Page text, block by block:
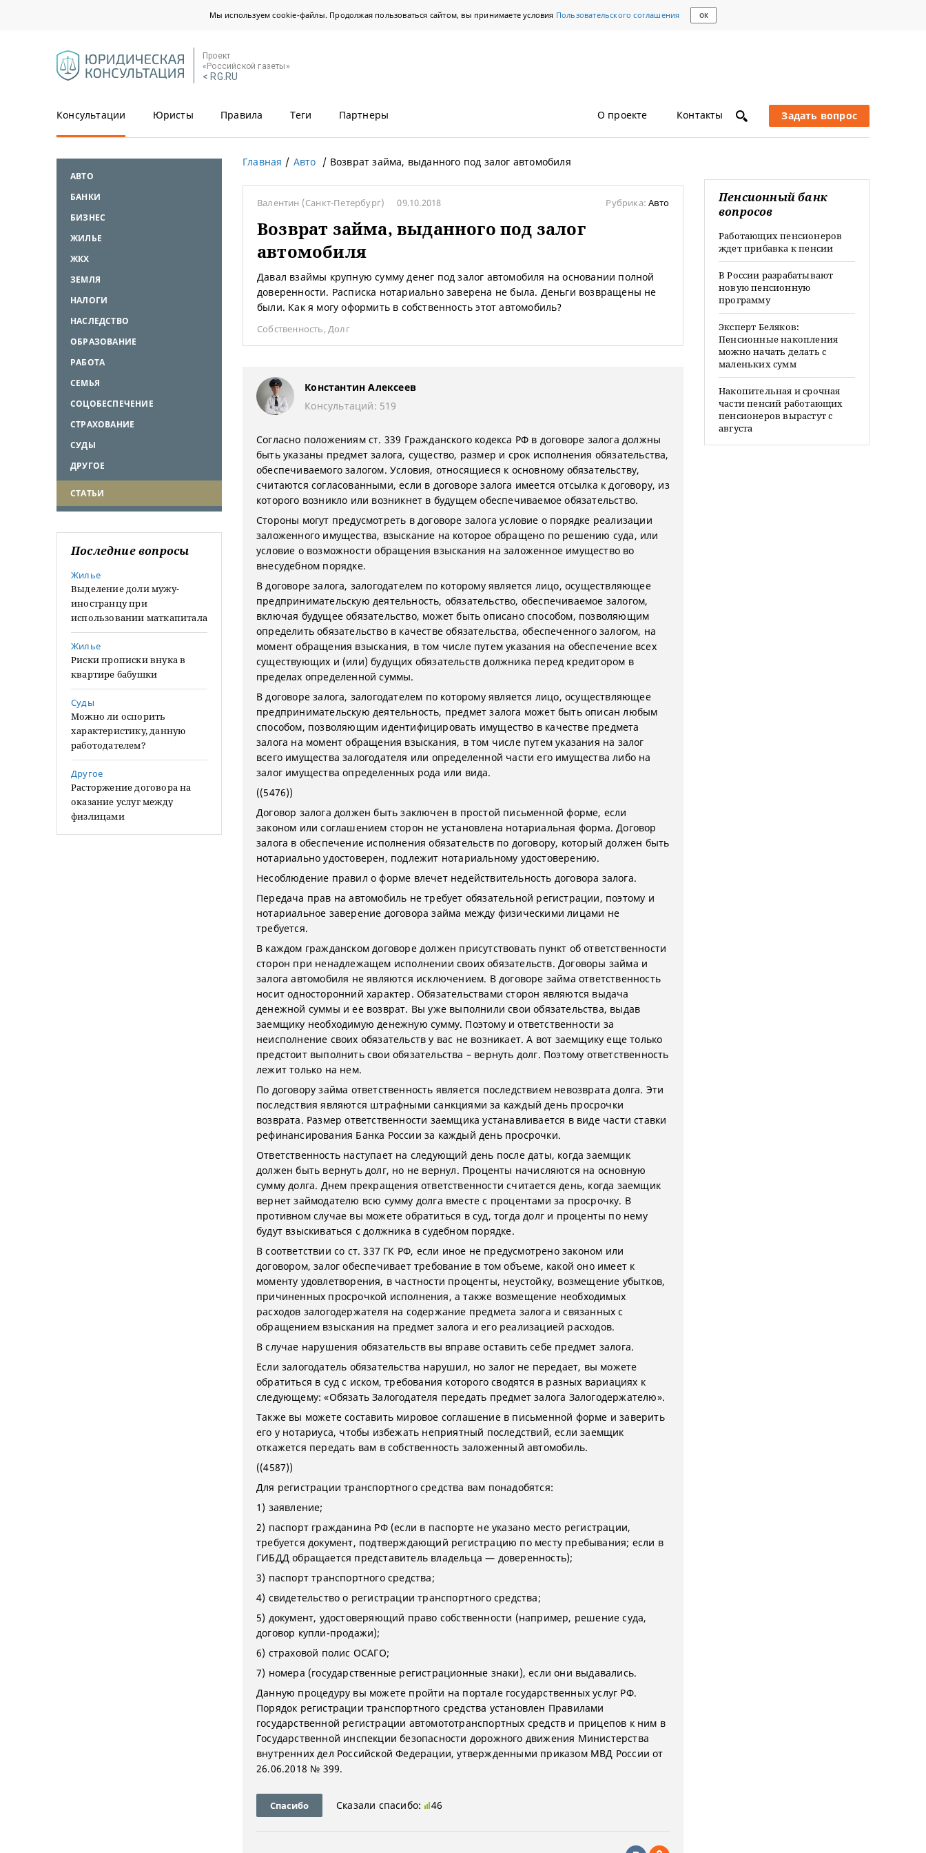
Мы используем cookie-файлы. Продолжая пользоваться сайтом, вы принимаете условия Пользовательского соглашения ОК
Проект
«Российской газеты»
< RG.RU
Консультации Юристы Правила Теги Партнеры О проекте Контакты Задать вопрос
АВТО
БАНКИ
БИЗНЕС
ЖИЛЬЕ
ЖКХ
ЗЕМЛЯ
НАЛОГИ
НАСЛЕДСТВО
ОБРАЗОВАНИЕ
РАБОТА
СЕМЬЯ
СОЦОБЕСПЕЧЕНИЕ
СТРАХОВАНИЕ
СУДЫ
ДРУГОЕ
СТАТЬИ
Последние вопросы
Жилье
Выделение доли мужу-
иностранцу при
использовании маткапитала
Жилье
Риски прописки внука в
квартире бабушки
Суды
Можно ли оспорить
характеристику, данную
работодателем?
Другое
Расторжение договора на
оказание услуг между
физлицами
Главная Авто Возврат займа, выданного под залог автомобиля
Валентин (Санкт-Петербург) 09.10.2018 Рубрика:Авто
Возврат займа, выданного под залог
автомобиля
Давал взаймы крупную сумму денег под залог автомобиля на основании полной
доверенности. Расписка нотариально заверена не была. Деньги возвращены не
были. Как я могу оформить в собственность этот автомобиль?
Собственность,Долг
Константин Алексеев
Консультаций: 519
Согласно положениям ст. 339 Гражданского кодекса РФ в договоре залога должны
быть указаны предмет залога, существо, размер и срок исполнения обязательства,
обеспечиваемого залогом. Условия, относящиеся к основному обязательству,
считаются согласованными, если в договоре залога имеется отсылка к договору, из
которого возникло или возникнет в будущем обеспечиваемое обязательство.
Стороны могут предусмотреть в договоре залога условие о порядке реализации
заложенного имущества, взыскание на которое обращено по решению суда, или
условие о возможности обращения взыскания на заложенное имущество во
внесудебном порядке.
В договоре залога, залогодателем по которому является лицо, осуществляющее
предпринимательскую деятельность, обязательство, обеспечиваемое залогом,
включая будущее обязательство, может быть описано способом, позволяющим
определить обязательство в качестве обязательства, обеспеченного залогом, на
момент обращения взыскания, в том числе путем указания на обеспечение всех
существующих и (или) будущих обязательств должника перед кредитором в
пределах определенной суммы.
В договоре залога, залогодателем по которому является лицо, осуществляющее
предпринимательскую деятельность, предмет залога может быть описан любым
способом, позволяющим идентифицировать имущество в качестве предмета
залога на момент обращения взыскания, в том числе путем указания на залог
всего имущества залогодателя или определенной части его имущества либо на
залог имущества определенных рода или вида.
((5476))
Договор залога должен быть заключен в простой письменной форме, если
законом или соглашением сторон не установлена нотариальная форма. Договор
залога в обеспечение исполнения обязательств по договору, который должен быть
нотариально удостоверен, подлежит нотариальному удостоверению.
Несоблюдение правил о форме влечет недействительность договора залога.
Передача прав на автомобиль не требует обязательной регистрации, поэтому и
нотариальное заверение договора займа между физическими лицами не
требуется.
В каждом гражданском договоре должен присутствовать пункт об ответственности
сторон при ненадлежащем исполнении своих обязательств. Договоры займа и
залога автомобиля не являются исключением. В договоре займа ответственность
носит односторонний характер. Обязательствами сторон являются выдача
денежной суммы и ее возврат. Вы уже выполнили свои обязательства, выдав
заемщику необходимую денежную сумму. Поэтому и ответственности за
неисполнение своих обязательств у вас не возникает. А вот заемщику еще только
предстоит выполнить свои обязательства – вернуть долг. Поэтому ответственность
лежит только на нем.
По договору займа ответственность является последствием невозврата долга. Эти
последствия являются штрафными санкциями за каждый день просрочки
возврата. Размер ответственности заемщика устанавливается в виде части ставки
рефинансирования Банка России за каждый день просрочки.
Ответственность наступает на следующий день после даты, когда заемщик
должен быть вернуть долг, но не вернул. Проценты начисляются на основную
сумму долга. Днем прекращения ответственности считается день, когда заемщик
вернет займодателю всю сумму долга вместе с процентами за просрочку. В
противном случае вы можете обратиться в суд, тогда долг и проценты по нему
будут взыскиваться с должника в судебном порядке.
В соответствии со ст. 337 ГК РФ, если иное не предусмотрено законом или
договором, залог обеспечивает требование в том объеме, какой оно имеет к
моменту удовлетворения, в частности проценты, неустойку, возмещение убытков,
причиненных просрочкой исполнения, а также возмещение необходимых
расходов залогодержателя на содержание предмета залога и связанных с
обращением взыскания на предмет залога и его реализацией расходов.
В случае нарушения обязательств вы вправе оставить себе предмет залога.
Если залогодатель обязательства нарушил, но залог не передает, вы можете
обратиться в суд с иском, требования которого сводятся в разных вариациях к
следующему: «Обязать Залогодателя передать предмет залога Залогодержателю».
Также вы можете составить мировое соглашение в письменной форме и заверить
его у нотариуса, чтобы избежать неприятный последствий, если заемщик
откажется передать вам в собственность заложенный автомобиль.
((4587))
Для регистрации транспортного средства вам понадобятся:
1) заявление;
2) паспорт гражданина РФ (если в паспорте не указано место регистрации,
требуется документ, подтверждающий регистрацию по месту пребывания; если в
ГИБДД обращается представитель владельца — доверенность);
3) паспорт транспортного средства;
4) свидетельство о регистрации транспортного средства;
5) документ, удостоверяющий право собственности (например, решение суда,
договор купли-продажи);
6) страховой полис ОСАГО;
7) номера (государственные регистрационные знаки), если они выдавались.
Данную процедуру вы можете пройти на портале государственных услуг РФ.
Порядок регистрации транспортного средства установлен Правилами
государственной регистрации автомототранспортных средств и прицепов к ним в
Государственной инспекции безопасности дорожного движения Министерства
внутренних дел Российской Федерации, утвержденными приказом МВД России от
26.06.2018 № 399.
Спасибо Сказали спасибо: 46
Пенсионный банк
вопросов
Работающих пенсионеров
ждет прибавка к пенсии
В России разрабатывают
новую пенсионную
программу
Эксперт Беляков:
Пенсионные накопления
можно начать делать с
маленьких сумм
Накопительная и срочная
части пенсий работающих
пенсионеров вырастут с
августа